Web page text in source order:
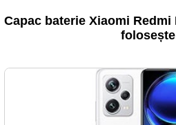
Capac baterie Xiaomi Redmi